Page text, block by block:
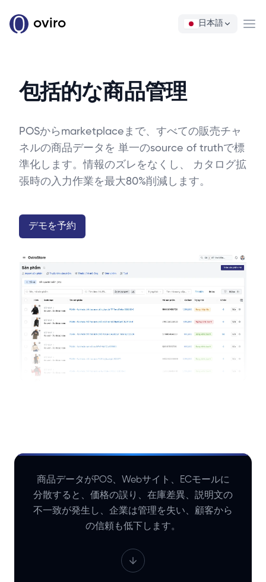
oviro 日本語
包括的な商品管理
POSからmarketplaceまで、すべての販売チャ
ネルの商品データを 単一のsource of truthで標
準化します。情報のズレをなくし、 カタログ拡
張時の入力作業を最大80%削減します。
デモを予約
商品データがPOS、Webサイト、ECモールに
分散すると、価格の誤り、在庫差異、説明文の
不一致が発生し、企業は管理を失い、顧客から
の信頼も低下します。